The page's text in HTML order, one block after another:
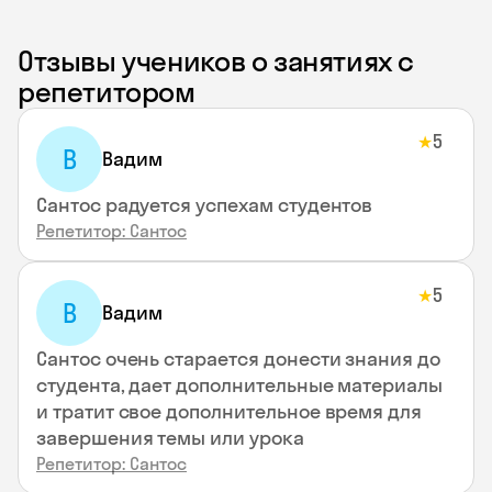
Отзывы учеников о занятиях с
репетитором
В Вадим
★5
Сантос радуется успехам студентов
Репетитор: Сантос
В Вадим
★5
Сантос очень старается донести знания до
студента, дает дополнительные материалы
и тратит свое дополнительное время для
завершения темы или урока
Репетитор: Сантос